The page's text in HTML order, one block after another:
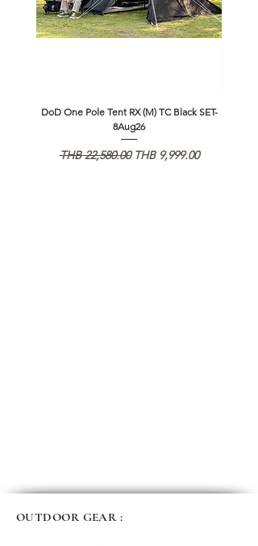
DoD One Pole Tent RX (M) TC Black SET-
8Aug26
일반가
THB 22,580.00 할인가
THB 9,999.00
OUTDOOR GEAR :